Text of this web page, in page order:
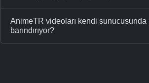
AnimeTR videoları kendi sunucusunda
barındırıyor?